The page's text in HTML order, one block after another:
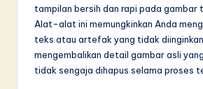
tampilan bersih dan rapi pada gambar
Alat-alat ini memungkinkan Anda
teks atau artefak yang tidak
mengembalikan detail gambar asli
tidak sengaja dihapus selama proses